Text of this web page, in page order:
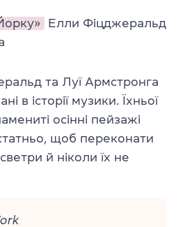
Елли Фіцджеральд
та Луї Армстронга
в історії музики. Їхньої
осінні пейзажі
щоб переконати
й ніколи їх не